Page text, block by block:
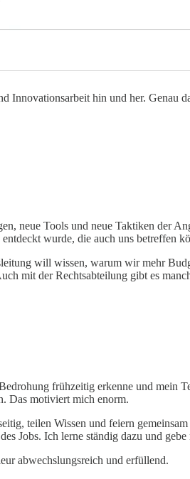
hin und her. Genau
neue Tools und neue Taktiken der
wurde, die auch uns betreffen
will wissen, warum wir mehr
mit der Rechtsabteilung gibt es
frühzeitig erkenne und mein
Das motiviert mich enorm.
teilen Wissen und feiern
Jobs. Ich lerne ständig dazu und gebe
abwechslungsreich und erfüllend.